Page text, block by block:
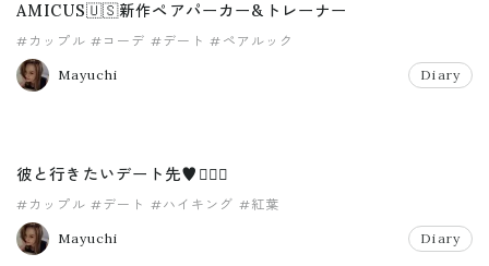
AMICUS🇺🇸新作ペアパーカー&トレーナー
#カップル #コーデ #デート #ペアルック
Mayuchi Diary
彼と行きたいデート先♥️💁🏼‍♀️
#カップル #デート #ハイキング #紅葉
Mayuchi Diary